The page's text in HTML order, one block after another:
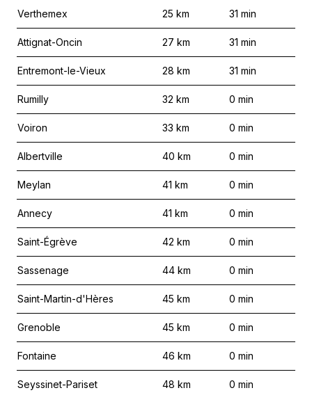
Verthemex 25 km 31 min
Attignat-Oncin 27 km 31 min
Entremont-le-Vieux 28 km 31 min
Rumilly 32 km 0 min
Voiron 33 km 0 min
Albertville 40 km 0 min
Meylan 41 km 0 min
Annecy 41 km 0 min
Saint-Égrève 42 km 0 min
Sassenage 44 km 0 min
Saint-Martin-d'Hères 45 km 0 min
Grenoble 45 km 0 min
Fontaine 46 km 0 min
Seyssinet-Pariset 48 km 0 min